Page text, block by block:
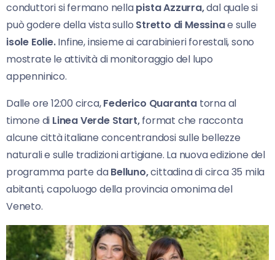
conduttori si fermano nellapista Azzurra,dal quale si
può godere della vista sullo Stretto di Messinae sulle
isole Eolie.Infine, insieme ai carabinieri forestali, sono
mostrate le attività di monitoraggio del lupo
appenninico.
Dalle ore 12:00 circa,Federico Quaranta torna al
timone di Linea Verde Start,format che racconta
alcune città italiane concentrandosi sulle bellezze
naturali e sulle tradizioni artigiane. La nuova edizione del
programma parte daBelluno,cittadina di circa 35 mila
abitanti, capoluogo della provincia omonima del
Veneto.